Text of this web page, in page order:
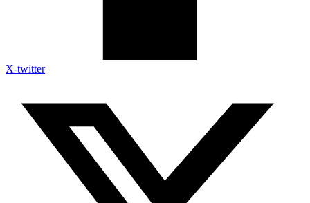
X-twitter